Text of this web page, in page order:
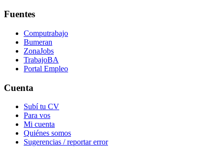
Fuentes
Computrabajo
Bumeran
ZonaJobs
TrabajoBA
Portal Empleo
Cuenta
Subí tu CV
Para vos
Mi cuenta
Quiénes somos
Sugerencias / reportar error